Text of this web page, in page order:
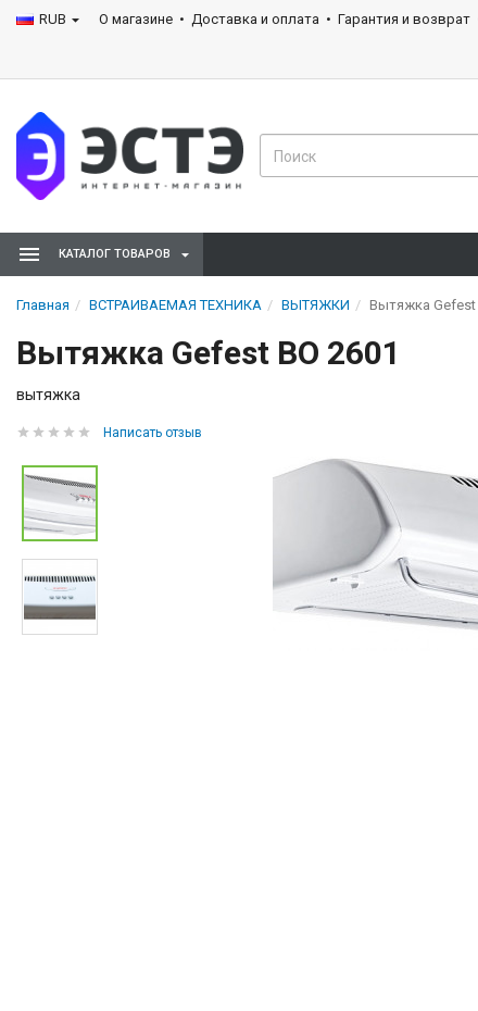
RUB О магазине Доставка и оплата Гарантия и возврат
КАТАЛОГ ТОВАРОВ
Главная ВСТРАИВАЕМАЯ ТЕХНИКА ВЫТЯЖКИ Вытяжка Gefest
Вытяжка Gefest ВО 2601
вытяжка
Написать отзыв